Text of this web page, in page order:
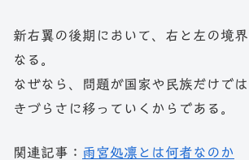
新右翼の後期において、右と左の境
なる。
なぜなら、問題が国家や民族だけで
きづらさに移っていくからである。
関連記事： 雨宮処凛とは何者なのか